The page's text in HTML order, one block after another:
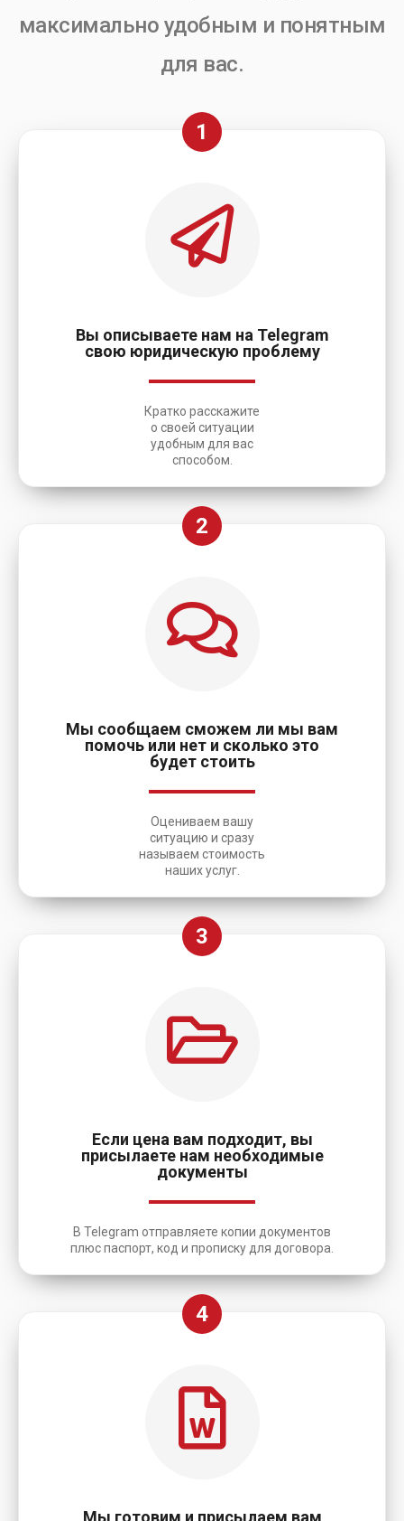
максимально удобным и понятным
для вас.
1
Вы описываете нам на Telegram
свою юридическую проблему
Кратко расскажите
о своей ситуации
удобным для вас
способом.
2
Мы сообщаем сможем ли мы вам
помочь или нет и сколько это
будет стоить
Оцениваем вашу
ситуацию и сразу
называем стоимость
наших услуг.
3
Если цена вам подходит, вы
присылаете нам необходимые
документы
В Telegram отправляете копии документов
плюс паспорт, код и прописку для договора.
4
Мы готовим и присылаем вам